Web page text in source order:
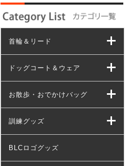
首輪＆リード
ドッグコート＆ウェア
お散歩・おでかけバッグ
訓練グッズ
BLCロゴグッズ